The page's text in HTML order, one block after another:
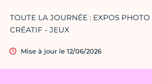
TOUTE LA JOURNÉE : EXPOS PHOTO
CRÉATIF - JEUX
Mise à jour le 12/06/2026